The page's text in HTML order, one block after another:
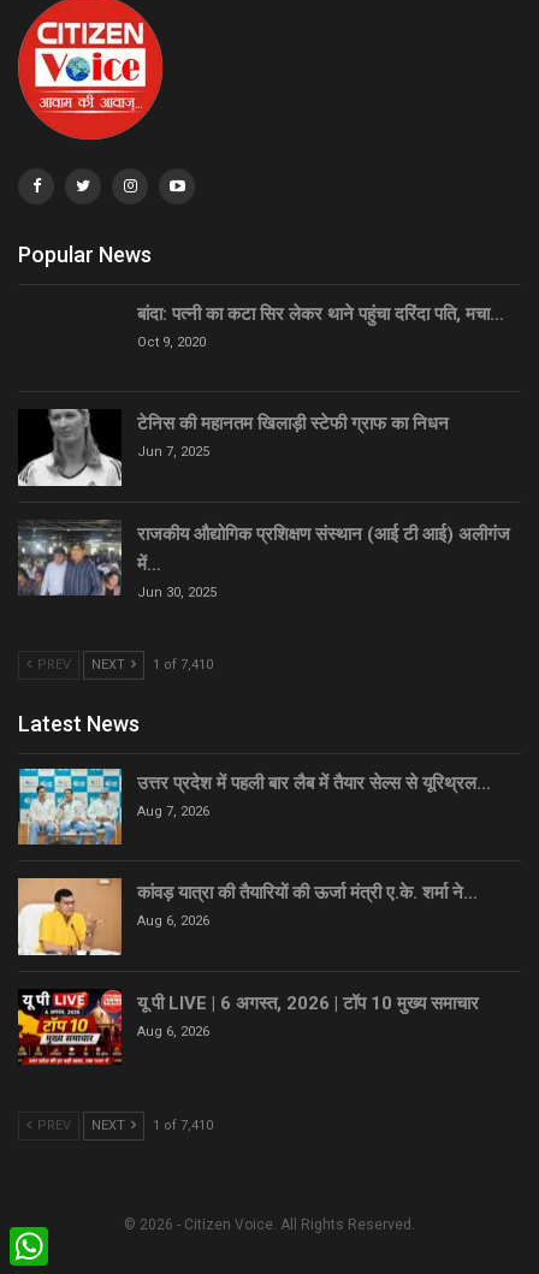
Popular News
बांदा: पत्नी का कटा सिर लेकर थाने पहुंचा दरिंदा पति, मचा…
Oct 9, 2020
टेनिस की महानतम खिलाड़ी स्टेफी ग्राफ का निधन
Jun 7, 2025
राजकीय औद्योगिक प्रशिक्षण संस्थान (आई टी आई) अलीगंज
में…
Jun 30, 2025
PREV NEXT 1 of 7,410
Latest News
उत्तर प्रदेश में पहली बार लैब में तैयार सेल्स से यूरिथ्रल…
Aug 7, 2026
कांवड़ यात्रा की तैयारियों की ऊर्जा मंत्री ए.के. शर्मा ने…
Aug 6, 2026
यू पी LIVE | 6 अगस्त, 2026 | टॉप 10 मुख्य समाचार
Aug 6, 2026
PREV NEXT 1 of 7,410
© 2026 - Citizen Voice. All Rights Reserved.